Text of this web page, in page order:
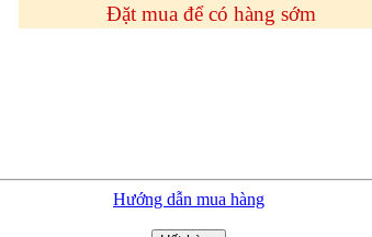
Đặt mua để có hàng sớm
Hướng dẫn mua hàng